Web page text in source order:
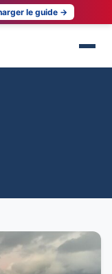
le guide →